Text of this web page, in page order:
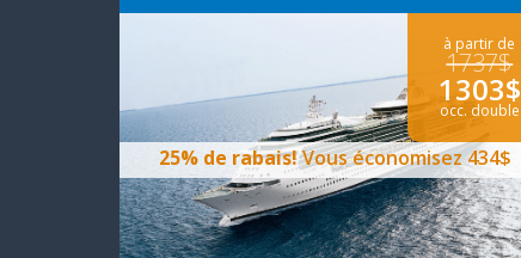
à partir de
1737$
1303$
occ. double
25% de rabais!Vous économisez 434$